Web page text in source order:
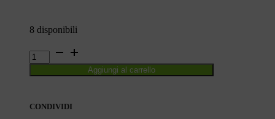
8 disponibili
DIMENTICA
DI
Aggiungi al carrello
CONDIVIDI